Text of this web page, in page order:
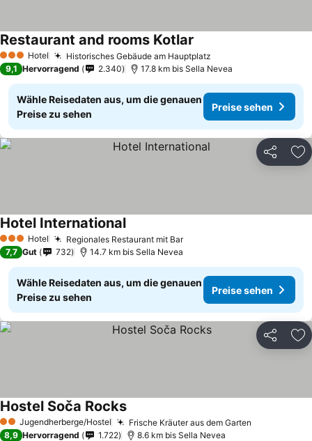
3 SterneHotel Historisches Gebäude am Hauptplatz
Restaurant and rooms Kotlar
9,1 Hervorragend 2.340 17.8 km bis Sella Nevea
Wähle Reisedaten aus, um die genauen
Preise zu sehen
Preise sehen
Teilen
3 SterneHotel Regionales Restaurant mit Bar
Hotel International
7,7 Gut 732 14.7 km bis Sella Nevea
Wähle Reisedaten aus, um die genauen
Preise zu sehen
Preise sehen
Teilen
2 SterneJugendherberge/Hostel Frische Kräuter aus dem Garten
Hostel Soča Rocks
8,9 Hervorragend 1.722 8.6 km bis Sella Nevea